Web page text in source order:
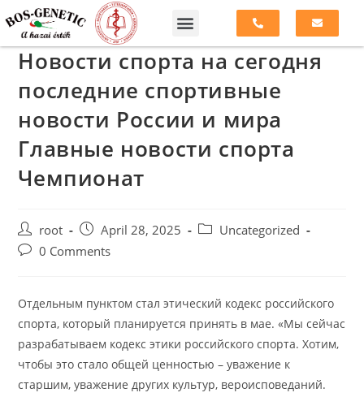
Новости спорта на сегодня
последние спортивные
новости России и мира
Главные новости спорта
Чемпионат
root April 28, 2025
Uncategorized
0 Comments
Отдельным пунктом стал этический кодекс российского
спорта, который планируется принять в мае. «Мы сейчас
разрабатываем кодекс этики российского спорта. Хотим,
чтобы это стало общей ценностью – уважение к
старшим, уважение других культур, вероисповеданий.